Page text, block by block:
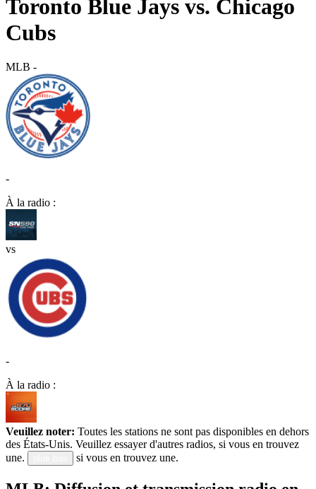
Toronto Blue Jays vs. Chicago
Cubs
MLB -
-
À la radio :
vs
-
À la radio :
Veuillez noter: Toutes les stations ne sont pas disponibles en dehors
des États-Unis. Veuillez essayer d'autres radios, si vous en trouvez
une.
si vous en trouvez une.